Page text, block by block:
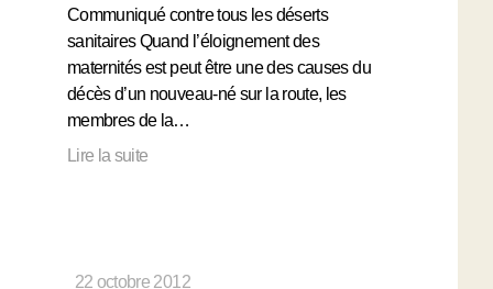
Communiqué contre tous les déserts
sanitaires Quand l’éloignement des
maternités est peut être une des causes du
décès d’un nouveau-né sur la route, les
membres de la…
Lire la suite
22 octobre 2012